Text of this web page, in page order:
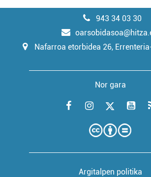
943 34 03 30
Nafarroa etorbidea 26,
Nor gara
Argitalpen politika